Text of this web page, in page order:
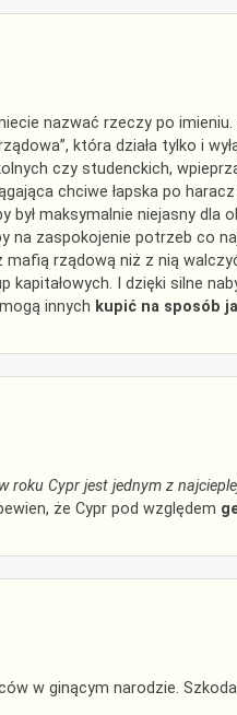
nazwać rzeczy po
która działa tylko i
czy studenckich,
chciwe łapska po
był maksymalnie niejasny
na zaspokojenie potrzeb co
rządową niż z nią
kapitałowych. I dzięki silne
innych kupić na sposób
roku Cypr jest jednym z
że Cypr pod względem
w ginącym narodzie.